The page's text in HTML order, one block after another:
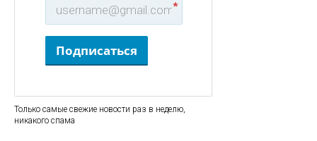
*
Подписаться
Только самые свежие новости раз в неделю,
никакого спама